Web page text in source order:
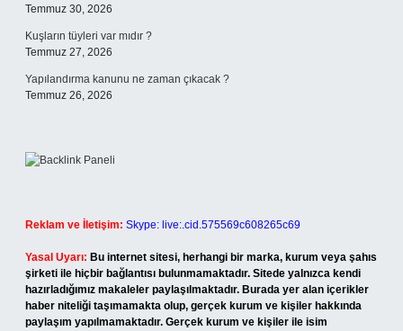
Temmuz 30, 2026
Kuşların tüyleri var mıdır ?
Temmuz 27, 2026
Yapılandırma kanunu ne zaman çıkacak ?
Temmuz 26, 2026
Reklam ve İletişim: Skype: live:.cid.575569c608265c69
Yasal Uyarı: Bu internet sitesi, herhangi bir marka, kurum veya şahıs
şirketi ile hiçbir bağlantısı bulunmamaktadır. Sitede yalnızca kendi
hazırladığımız makaleler paylaşılmaktadır. Burada yer alan içerikler
haber niteliği taşımamakta olup, gerçek kurum ve kişiler hakkında
paylaşım yapılmamaktadır. Gerçek kurum ve kişiler ile isim